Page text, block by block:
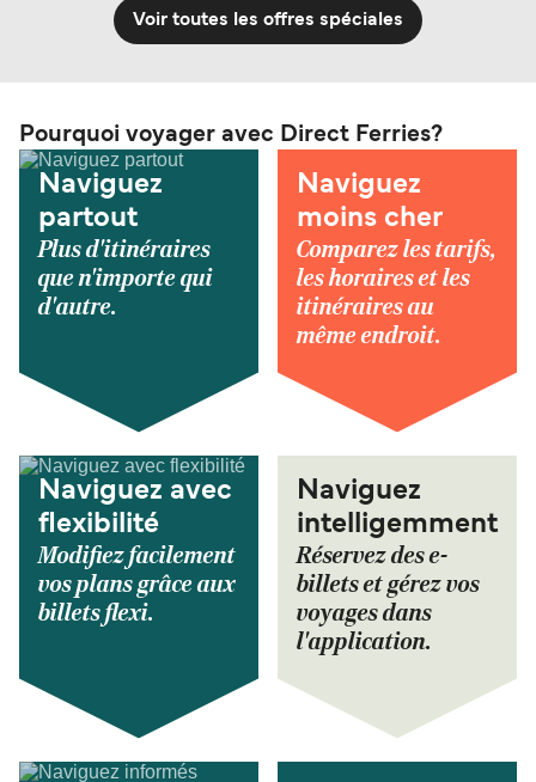
Voir toutes les offres spéciales
Pourquoi voyager avec Direct Ferries?
Naviguez
partout
Plus d'itinéraires
que n'importe qui
d'autre.
Naviguez
moins cher
Comparez les tarifs,
les horaires et les
itinéraires au
même endroit.
Naviguez avec
flexibilité
Modifiez facilement
vos plans grâce aux
billets flexi.
Naviguez
intelligemment
Réservez des e-
billets et gérez vos
voyages dans
l'application.